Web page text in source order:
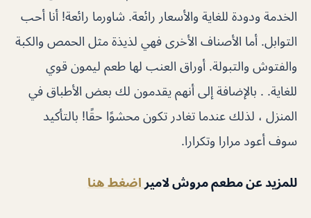
الخدمة ودودة للغاية والأسعار رائعة. شاورما رائعة! أنا أحب
التوابل. أما الأصناف الأخرى فهي لذيذة مثل الحمص والكبة
والفتوش والتبولة. أوراق العنب لها طعم ليمون قوي
للغاية. . بالإضافة إلى أنهم يقدمون لك بعض الأطباق في
المنزل ، لذلك عندما تغادر تكون محشوًا حقًا! بالتأكيد
سوف أعود مرارا وتكرارا.
للمزيد عن مطعم مروش لامير اضغط هنا